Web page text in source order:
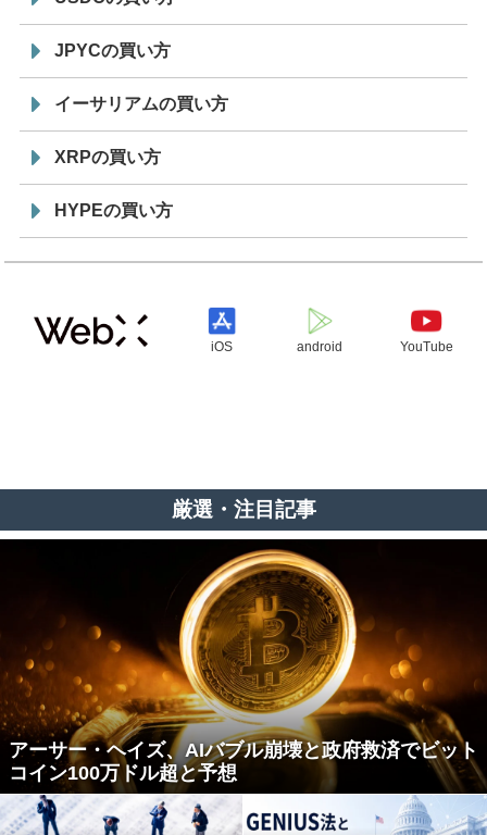
JPYCの買い方
イーサリアムの買い方
XRPの買い方
HYPEの買い方
iOS android YouTube
厳選・注目記事
アーサー・ヘイズ、AIバブル崩壊と政府救済でビット
コイン100万ドル超と予想